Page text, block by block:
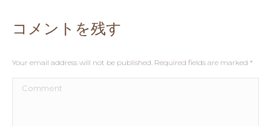
コメントを残す
Your email address will not be published. Required fields are marked *
Comment